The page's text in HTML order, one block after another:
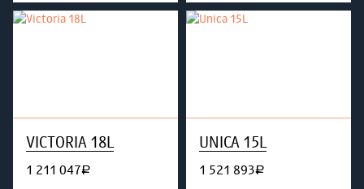
VICTORIA 18L
1 211 047руб.
UNICA 15L
1 521 893руб.